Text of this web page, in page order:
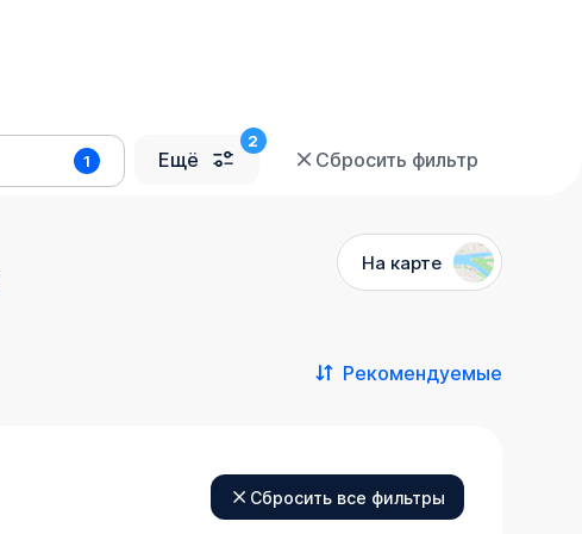
1 Ещё Сбросить фильтр
На карте
Рекомендуемые
Сбросить все фильтры